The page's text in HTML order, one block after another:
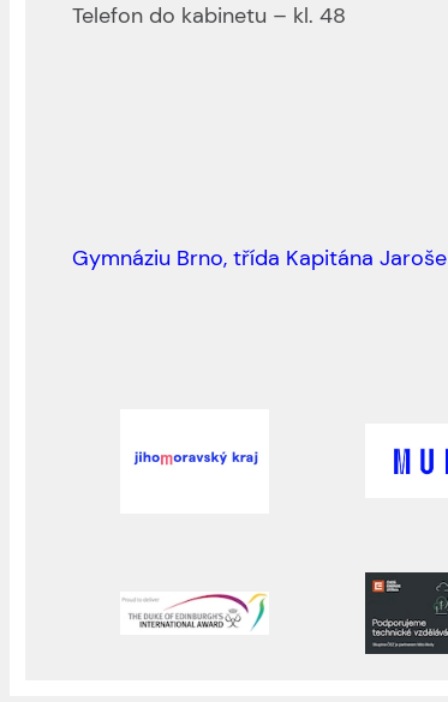
Telefon do kabinetu – kl. 48
Gymnáziu Brno, třída Kapitána Jaroše